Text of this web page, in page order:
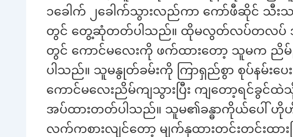
၁ခေါက် ၂ခေါက်သွားလည်ကာ ကော်ဖီဆိုင် သီးသ
တွင် တွေ့ဆုံတတ်ပါသည်။ ထိုမလွတ်လပ်တလပ် အ
တွင် ကောင်မလေးကို ဖက်ထားတော့ သူမက ညိမ်
ပါသည်။ သူမနွုတ်ခမ်းကို ကြာရှည်စွာ စုပ်နမ်းပ
ကောင်မလေးညိမ်ကျသွားပြီး ကျတော့ရင်ခွင်ထဲ
အပ်ထားတတ်ပါသည်။ သူမ၏ခန္ဓာကိုယ်ပေါ်
လက်ကစားလျင်တော့ မျက်နှထားတင်းတင်းထား